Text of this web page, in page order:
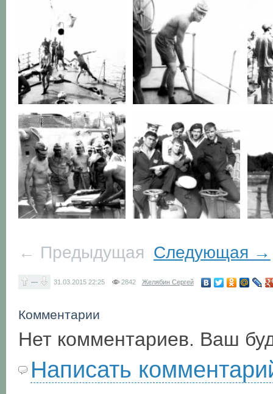
← Предыдущая Следующая →
— 31.03.2015 22:25 2842 Желябин Сергей
Комментарии
Нет комментариев. Ваш
Написать